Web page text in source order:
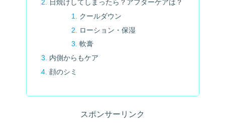
日焼けしてしまったら？アフターケアは？
クールダウン
ローション・保湿
軟膏
内側からもケア
顔のシミ
スポンサーリンク